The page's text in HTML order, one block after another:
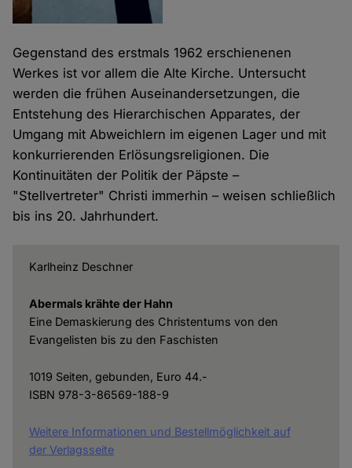
Gegenstand des erstmals 1962 erschienenen
Werkes ist vor allem die Alte Kirche. Untersucht
werden die frühen Auseinandersetzungen, die
Entstehung des Hierarchischen Apparates, der
Umgang mit Abweichlern im eigenen Lager und mit
konkurrierenden Erlösungsreligionen. Die
Kontinuitäten der Politik der Päpste –
"Stellvertreter" Christi immerhin – weisen schließlich
bis ins 20. Jahrhundert.
Karlheinz Deschner
Abermals krähte der Hahn
Eine Demaskierung des Christentums von den
Evangelisten bis zu den Faschisten
1019 Seiten, gebunden, Euro 44.-
ISBN 978-3-86569-188-9
Weitere Informationen und Bestellmöglichkeit auf
der Verlagsseite